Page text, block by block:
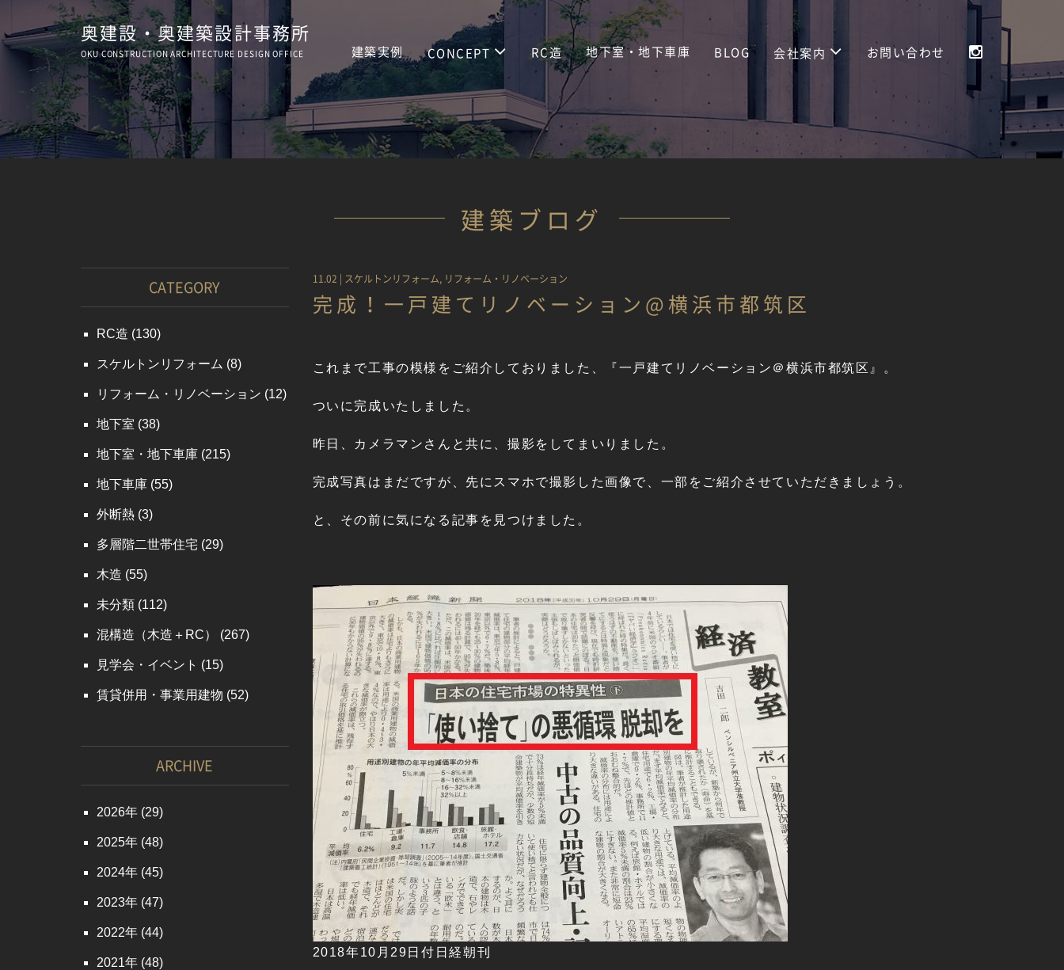
奥建設・奥建築設計事務所
OKU CONSTRUCTIONARCHITECTURE DESIGN OFFICE 建築実例 CONCEPT RC造 地下室・地下車庫 BLOG 会社案内 お問い合わせ
建築ブログ
11.02 | スケルトンリフォーム, リフォーム・リノベーション
完成！一戸建てリノベーション@横浜市都筑区
これまで工事の模様をご紹介しておりました、『一戸建てリノベーション＠横浜市都筑区』。
ついに完成いたしました。
昨日、カメラマンさんと共に、撮影をしてまいりました。
完成写真はまだですが、先にスマホで撮影した画像で、一部をご紹介させていただきましょう。
と、その前に気になる記事を見つけました。
2018年10月29日付日経朝刊
CATEGORY
RC造 (130)
スケルトンリフォーム (8)
リフォーム・リノベーション (12)
地下室 (38)
地下室・地下車庫 (215)
地下車庫 (55)
外断熱 (3)
多層階二世帯住宅 (29)
木造 (55)
未分類 (112)
混構造（木造＋RC） (267)
見学会・イベント (15)
賃貸併用・事業用建物 (52)
ARCHIVE
2026 (29)
2025 (48)
2024 (45)
2023 (47)
2022 (44)
2021 (48)